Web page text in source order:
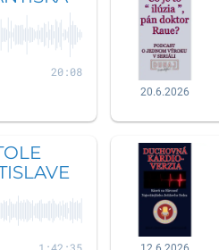
20:08
20.6.2026